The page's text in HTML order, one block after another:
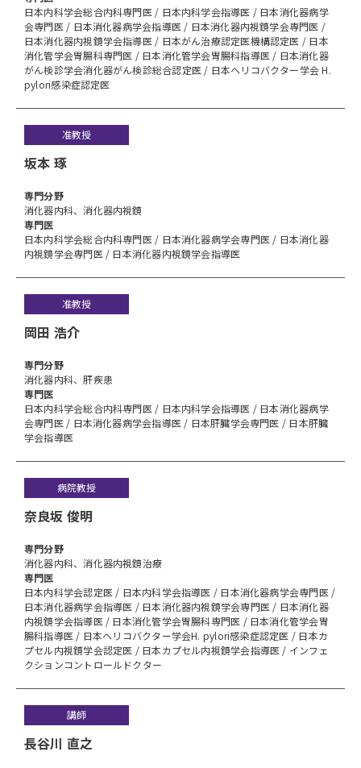
日本内科学会総合内科専門医 / 日本内科学会指導医 / 日本消化器病学
会専門医 / 日本消化器病学会指導医 / 日本消化器内視鏡学会専門医 /
日本消化器内視鏡学会指導医 / 日本がん治療認定医機構認定医 / 日本
消化管学会胃腸科専門医 / 日本消化管学会胃腸科指導医 / 日本消化器
がん検診学会消化器がん検診総合認定医 / 日本ヘリコバクター学会 H.
pylori感染症認定医
准教授
坂本 琢
専⾨分野
消化器内科、消化器内視鏡
専門医
日本内科学会総合内科専門医 / 日本消化器病学会専門医 / 日本消化器
内視鏡学会専門医 / 日本消化器内視鏡学会指導医
准教授
岡田 浩介
専⾨分野
消化器内科、肝疾患
専門医
日本内科学会総合内科専門医 / 日本内科学会指導医 / 日本消化器病学
会専門医 / 日本消化器病学会指導医 / 日本肝臓学会専門医 / 日本肝臓
学会指導医
病院教授
奈良坂 俊明
専⾨分野
消化器内科、消化器内視鏡治療
専門医
日本内科学会認定医 / 日本内科学会指導医 / 日本消化器病学会専門医 /
日本消化器病学会指導医 / 日本消化器内視鏡学会専門医 / 日本消化器
内視鏡学会指導医 / 日本消化管学会胃腸科専門医 / 日本消化管学会胃
腸科指導医 / 日本ヘリコバクター学会H. pylori感染症認定医 / 日本カ
プセル内視鏡学会認定医 / 日本カプセル内視鏡学会指導医 / インフェ
クションコントロールドクター
講師
長谷川 直之